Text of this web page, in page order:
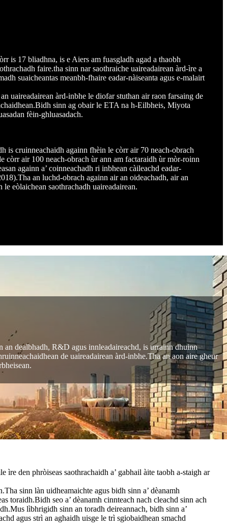
is 17 bliadhna, is e Aiers am fuasgladh agad a thaobh
faire.tha sinn nar saothraiche uaireadairean àrd-ìre a
suaicheantas meanbh-fhaire eadar-nàiseanta agus e-malairt
uaireadairean àrd-inbhe le diofar stuthan air raon farsaing de
sinn ag obair le ETA na h-Eilbheis, Miyota
fèin-ghluasadach.
is cruinneachaidh againn fhèin le còrr air 70 neach-obrach
còrr air 100 neach-obrach ùr ann am factaraidh ùr mòr-roinn
againn a’ coinneachadh ri inbhean càileachd eadar-
an luchd-obrach againn air an oideachadh, air an
eòlaichean saothrachadh uaireadairean.
an dealbhadh, R&D agus innleadaireachd, is urrainn dhuinn
de uaireadairean àrd-inbhe.Tha an aon aire gheur
den phròiseas saothrachaidh a’ gabhail àite taobh a-staigh ar
sinn làn uidheamaichte agus bidh sinn a’ dèanamh
toraidh.Bidh seo a’ dèanamh cinnteach nach cleachd sinn ach
lìbhrigidh sinn an toradh deireannach, bidh sinn a’
agus strì an aghaidh uisge le trì sgiobaidhean smachd